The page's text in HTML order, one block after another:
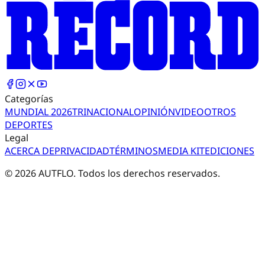
Categorías
MUNDIAL 2026TRINACIONALOPINIÓNVIDEOOTROS
DEPORTES
Legal
ACERCA DEPRIVACIDADTÉRMINOSMEDIA KITEDICIONES
©2026AUTFLO. Todos los derechos reservados.